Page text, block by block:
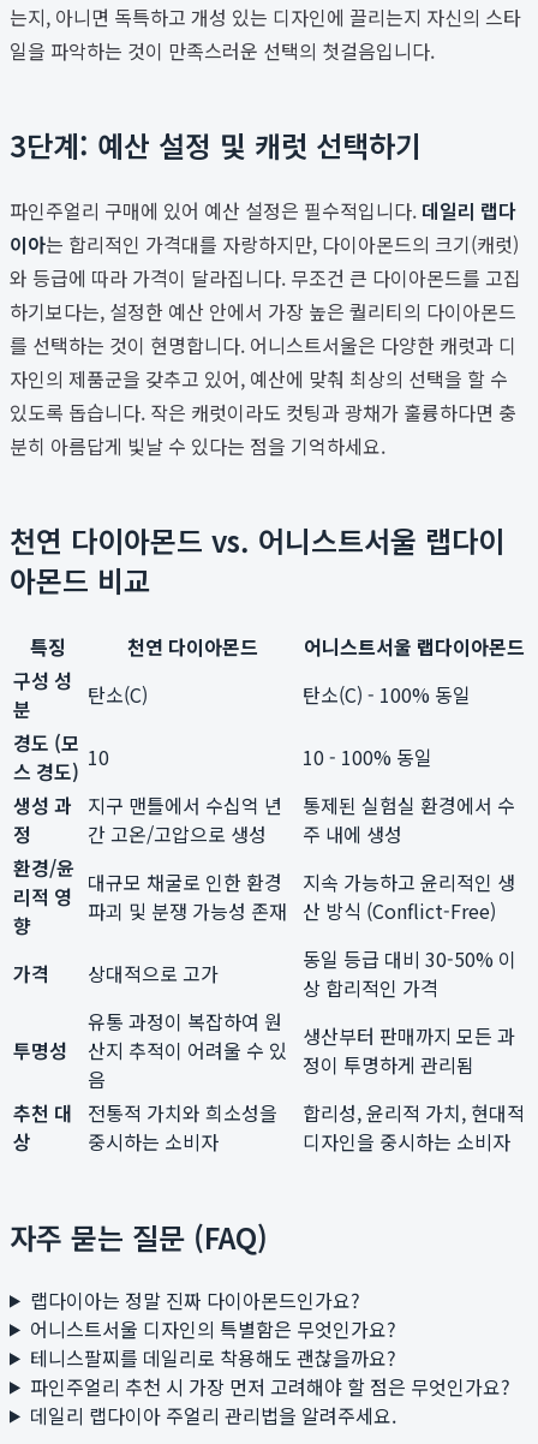
는지, 아니면 독특하고 개성 있는 디자인에 끌리는지 자신의 스타
일을 파악하는 것이 만족스러운 선택의 첫걸음입니다.
3단계: 예산 설정 및 캐럿 선택하기
파인주얼리 구매에 있어 예산 설정은 필수적입니다. 데일리 랩다
이아는 합리적인 가격대를 자랑하지만, 다이아몬드의 크기(캐럿)
와 등급에 따라 가격이 달라집니다. 무조건 큰 다이아몬드를 고집
하기보다는, 설정한 예산 안에서 가장 높은 퀄리티의 다이아몬드
를 선택하는 것이 현명합니다. 어니스트서울은 다양한 캐럿과 디
자인의 제품군을 갖추고 있어, 예산에 맞춰 최상의 선택을 할 수
있도록 돕습니다. 작은 캐럿이라도 컷팅과 광채가 훌륭하다면 충
분히 아름답게 빛날 수 있다는 점을 기억하세요.
천연 다이아몬드 vs. 어니스트서울 랩다이
아몬드 비교
특징 천연 다이아몬드
어니스트서울 랩다이아몬드
구성 성
분
탄소(C)
탄소(C) - 100% 동일
경도 (모
스 경도) 10
10 - 100% 동일
생성 과
정
지구 맨틀에서 수십억 년
간 고온/고압으로 생성
통제된 실험실 환경에서 수
주 내에 생성
환경/윤
리적 영
향
대규모 채굴로 인한 환경
파괴 및 분쟁 가능성 존재
지속 가능하고 윤리적인 생
산 방식 (Conflict-Free)
가격 상대적으로 고가
동일 등급 대비 30-50% 이
상 합리적인 가격
투명성
유통 과정이 복잡하여 원
산지 추적이 어려울 수 있
음
생산부터 판매까지 모든 과
정이 투명하게 관리됨
추천 대
상
전통적 가치와 희소성을
중시하는 소비자
합리성, 윤리적 가치, 현대적
디자인을 중시하는 소비자
자주 묻는 질문 (FAQ)
랩다이아는 정말 진짜 다이아몬드인가요?
어니스트서울 디자인의 특별함은 무엇인가요?
테니스팔찌를 데일리로 착용해도 괜찮을까요?
파인주얼리 추천 시 가장 먼저 고려해야 할 점은 무엇인가요?
데일리 랩다이아 주얼리 관리법을 알려주세요.